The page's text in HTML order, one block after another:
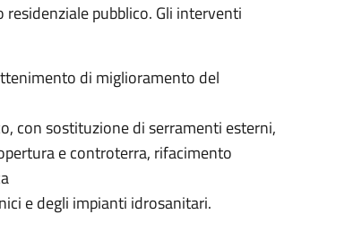
pubblico. Gli interventi
di miglioramento del
con sostituzione di serramenti esterni,
e controterra, rifacimento
e degli impianti idrosanitari.